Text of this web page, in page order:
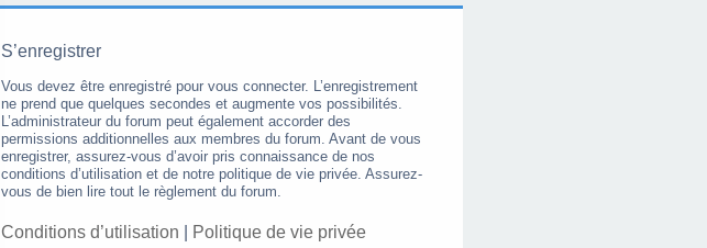
S’enregistrer
Vous devez être enregistré pour vous connecter. L’enregistrement
ne prend que quelques secondes et augmente vos possibilités.
L’administrateur du forum peut également accorder des
permissions additionnelles aux membres du forum. Avant de vous
enregistrer, assurez-vous d’avoir pris connaissance de nos
conditions d’utilisation et de notre politique de vie privée. Assurez-
vous de bien lire tout le règlement du forum.
Conditions d’utilisation Politique de vie privée